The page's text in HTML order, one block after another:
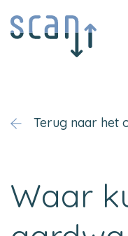
Terug naar het
Waar